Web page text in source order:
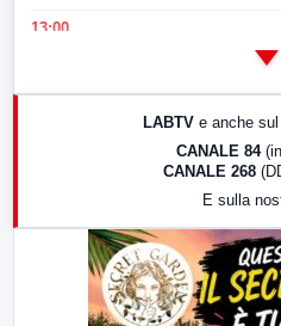
13:00
17:00
LABTV e anche
CANALE 84
CANALE 268
E sulla